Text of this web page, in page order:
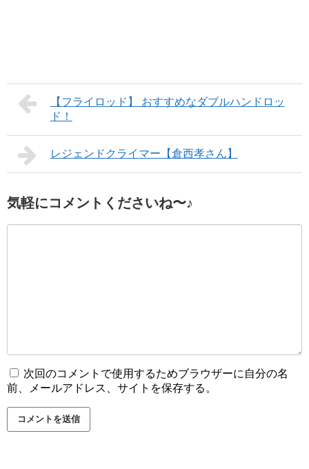
【フライロッド】 おすすめなダブルハンドロッ
ド！
レジェンドクライマー【倉西孝さん】
気軽にコメントくださいね〜♪
次回のコメントで使用するためブラウザーに自分の名
前、メールアドレス、サイトを保存する。